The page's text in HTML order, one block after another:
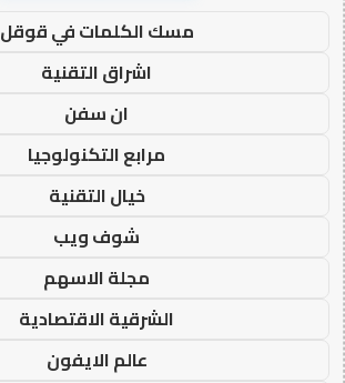
مسك الكلمات في قوقل
اشراق التقنية
ان سفن
مرابع التكنولوجيا
خيال التقنية
شوف ويب
مجلة الاسهم
الشرقية الاقتصادية
عالم الايفون